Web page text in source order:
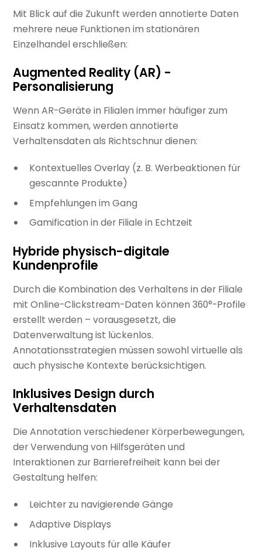
Mit Blick auf die Zukunft werden annotierte Daten
mehrere neue Funktionen im stationären
Einzelhandel erschließen:
Augmented Reality (AR) -
Personalisierung
Wenn AR-Geräte in Filialen immer häufiger zum
Einsatz kommen, werden annotierte
Verhaltensdaten als Richtschnur dienen:
Kontextuelles Overlay (z. B. Werbeaktionen für
gescannte Produkte)
Empfehlungen im Gang
Gamification in der Filiale in Echtzeit
Hybride physisch-digitale
Kundenprofile
Durch die Kombination des Verhaltens in der Filiale
mit Online-Clickstream-Daten können 360°-Profile
erstellt werden – vorausgesetzt, die
Datenverwaltung ist lückenlos.
Annotationsstrategien müssen sowohl virtuelle als
auch physische Kontexte berücksichtigen.
Inklusives Design durch
Verhaltensdaten
Die Annotation verschiedener Körperbewegungen,
der Verwendung von Hilfsgeräten und
Interaktionen zur Barrierefreiheit kann bei der
Gestaltung helfen:
Leichter zu navigierende Gänge
Adaptive Displays
Inklusive Layouts für alle Käufer